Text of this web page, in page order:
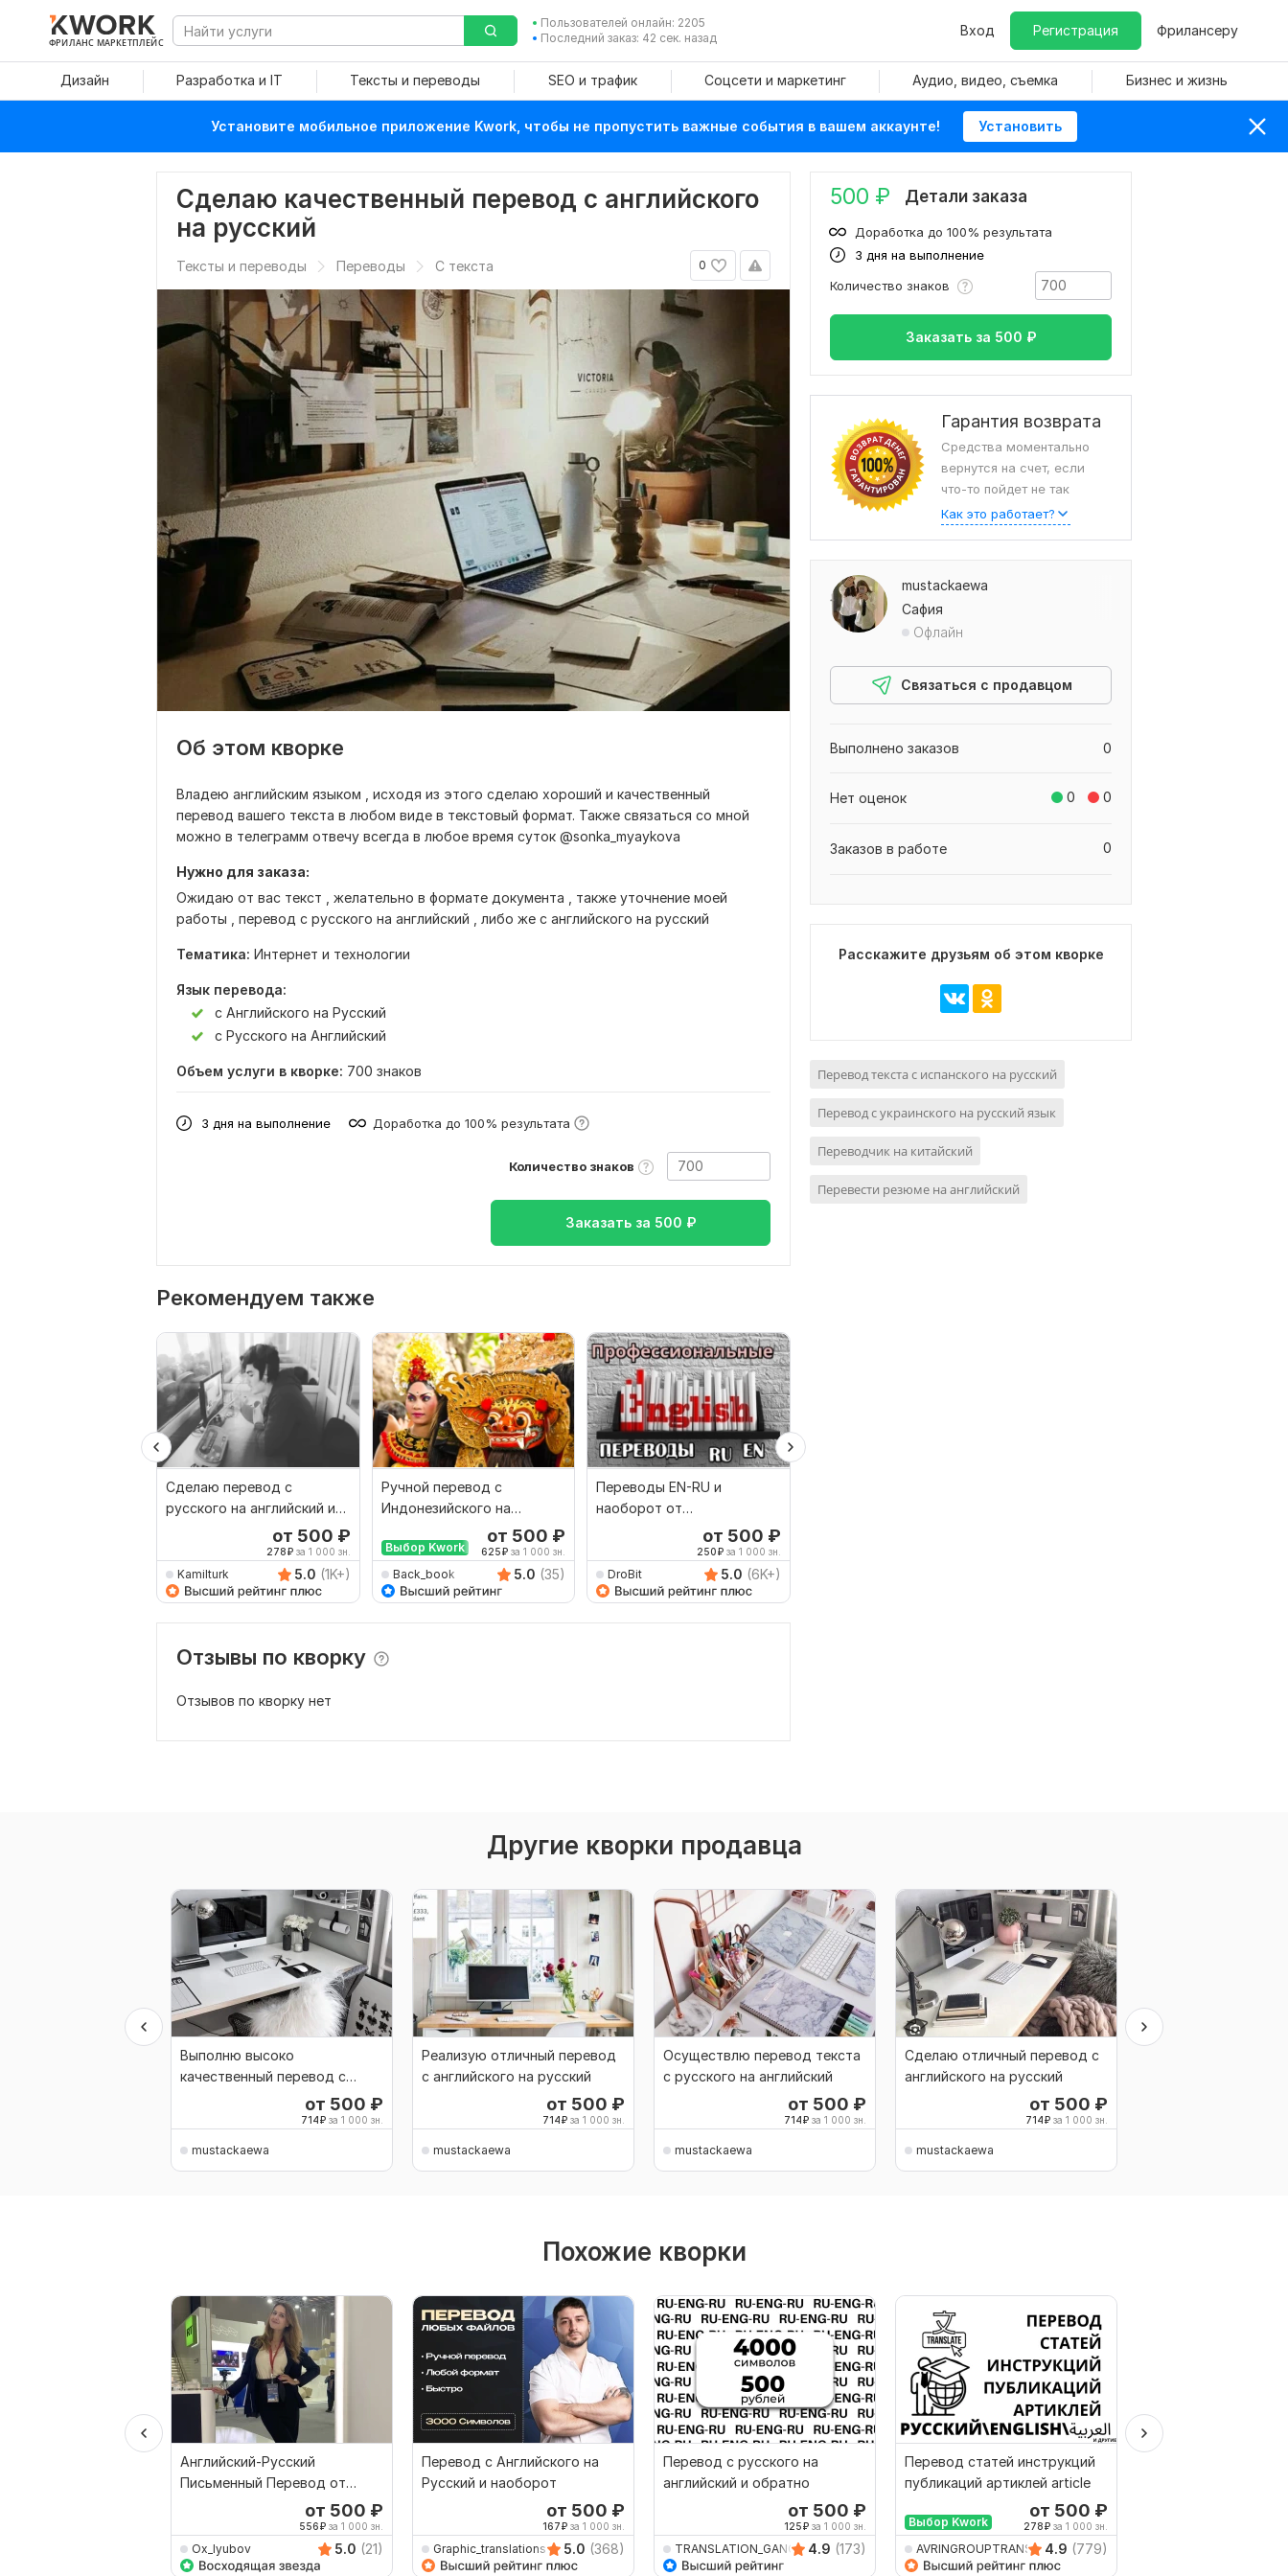
ФРИЛАНС МАРКЕТПЛЕЙС
Пользователей онлайн: 2205
Последний заказ: 42 сек. назад
Вход Регистрация Фрилансеру
Дизайн Разработка и IT Тексты и переводы SEO и трафик Соцсети и маркетинг Аудио, видео, съемка Бизнес и жизнь
Установите мобильное приложение Kwork, чтобы не пропустить важные события в вашем аккаунте! Установить
Сделаю качественный перевод с английского
на русский
0
Тексты и переводы Переводы С текста
Об этом кворке
Владею английским языком , исходя из этого сделаю хороший и качественный
перевод вашего текста в любом виде в текстовый формат. Также связаться со мной
можно в телеграмм отвечу всегда в любое время суток @sonka_myaykova
Нужно для заказа:
Ожидаю от вас текст , желательно в формате документа , также уточнение моей
работы , перевод с русского на английский , либо же с английского на русский
Тематика: Интернет и технологии
Язык перевода:
с Английского на Русский
с Русского на Английский
Объем услуги в кворке: 700 знаков
3 дня на выполнение Доработка до 100% результата
Количество знаков
Заказать за 500 ₽
Рекомендуем также
Сделаю перевод с
русского на английский и
от 500 ₽
278₽за 1 000 зн.
Kamilturk 5.0 (1K+)
Ручной перевод с
Индонезийского на
Русский и наоборот
Выбор Kwork
от 500 ₽
625₽ за 1 000 зн.
Back_book 5.0 (35)
Переводы EN-RU и
наоборот от
от 500 ₽
250₽за 1 000 зн.
DroBit 5.0 (6K+)
Отзывы по кворку
Отзывов по кворку нет
500 ₽ Детали заказа
3 дня на выполнение
Доработка до 100% результата
Количество знаков
Заказать за 500 ₽
Гарантия возврата
Средства моментально
вернутся на счет, если
что-то пойдет не так
Как это работает?
mustackaewa
Сафия
Офлайн
Связаться с продавцом
0
Выполнено заказов
0 0
Нет оценок
0
Заказов в работе
Расскажите друзьям об этом кворке
Перевод текста с испанского на русский
Перевод с украинского на русский язык
Переводчик на китайский
Перевести резюме на английский
Другие кворки продавца
Выполню высоко
качественный перевод с
английского на русский
от 500 ₽
714₽ за 1 000 зн.
mustackaewa
Реализую отличный перевод
с английского на русский
от 500 ₽
714₽ за 1 000 зн.
mustackaewa
Осуществлю перевод текста
с русского на английский
от 500 ₽
714₽ за 1 000 зн.
mustackaewa
Сделаю отличный перевод с
английского на русский
от 500 ₽
714₽ за 1 000 зн.
mustackaewa
Похожие кворки
Английский-Русский
Письменный Перевод от
Профессиональногоот 500 ₽
556₽ за 1 000 зн.
Ox_lyubov 5.0 (21)
Перевод с Английского на
Русский и наоборот
от 500 ₽
167₽ за 1 000 зн.
Graphic_translations 5.0 (368)
Перевод с русского на
английский и обратно
от 500 ₽
125₽ за 1 000 зн.
TRANSLATION_GANG 4.9 (173)
Перевод статей инструкций
публикаций артиклей article
Выбор Kwork
от 500 ₽
278₽ за 1 000 зн.
AVRINGROUPTRANSLATIO
4.9 (779)